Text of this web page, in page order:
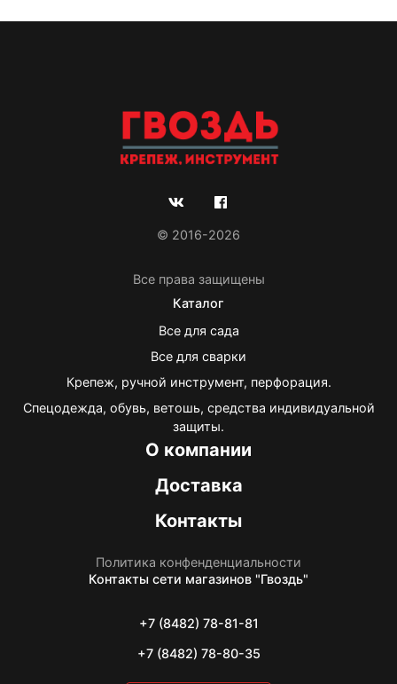
© 2016-2026
Все права защищены
Каталог
Все для сада
Все для сварки
Крепеж, ручной инструмент, перфорация.
Спецодежда, обувь, ветошь, средства индивидуальной
защиты.
О компании
Доставка
Контакты
Политика конфенденциальности
Контакты сети магазинов "Гвоздь"
+7 (8482) 78-81-81
+7 (8482) 78-80-35